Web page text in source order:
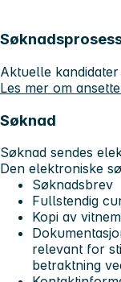
Aktuelle
Les mer om
Søknad
Søknad sendes
Den elektroniske
Søknadsbrev
Fullstendig
Kopi av
relevant for
betraktning